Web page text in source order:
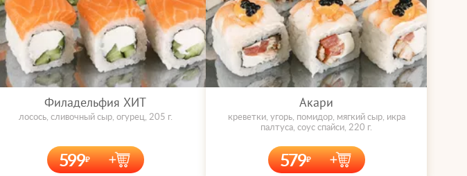
Филадельфия ХИТ
лосось, сливочный сыр, огурец, 205 г.
599
Акари
креветки, угорь, помидор, мягкий сыр, икра
палтуса, соус спайси, 220 г.
579